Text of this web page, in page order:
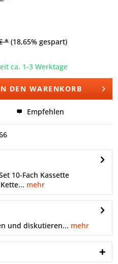
* (18,65% gespart)
ca. 1-3 Werktage
DEN WARENKORB
Empfehlen
10-Fach Kassette
mehr
und diskutieren... mehr